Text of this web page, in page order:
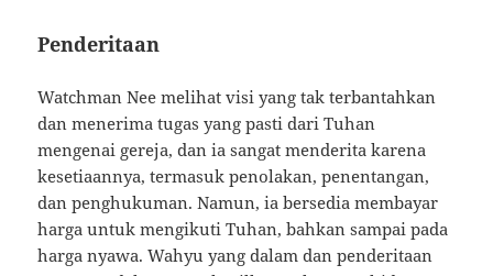
Penderitaan
Watchman Nee melihat visi yang tak terbantahkan
dan menerima tugas yang pasti dari Tuhan
mengenai gereja, dan ia sangat menderita karena
kesetiaannya, termasuk penolakan, penentangan,
dan penghukuman. Namun, ia bersedia membayar
harga untuk mengikuti Tuhan, bahkan sampai pada
harga nyawa. Wahyu yang dalam dan penderitaan